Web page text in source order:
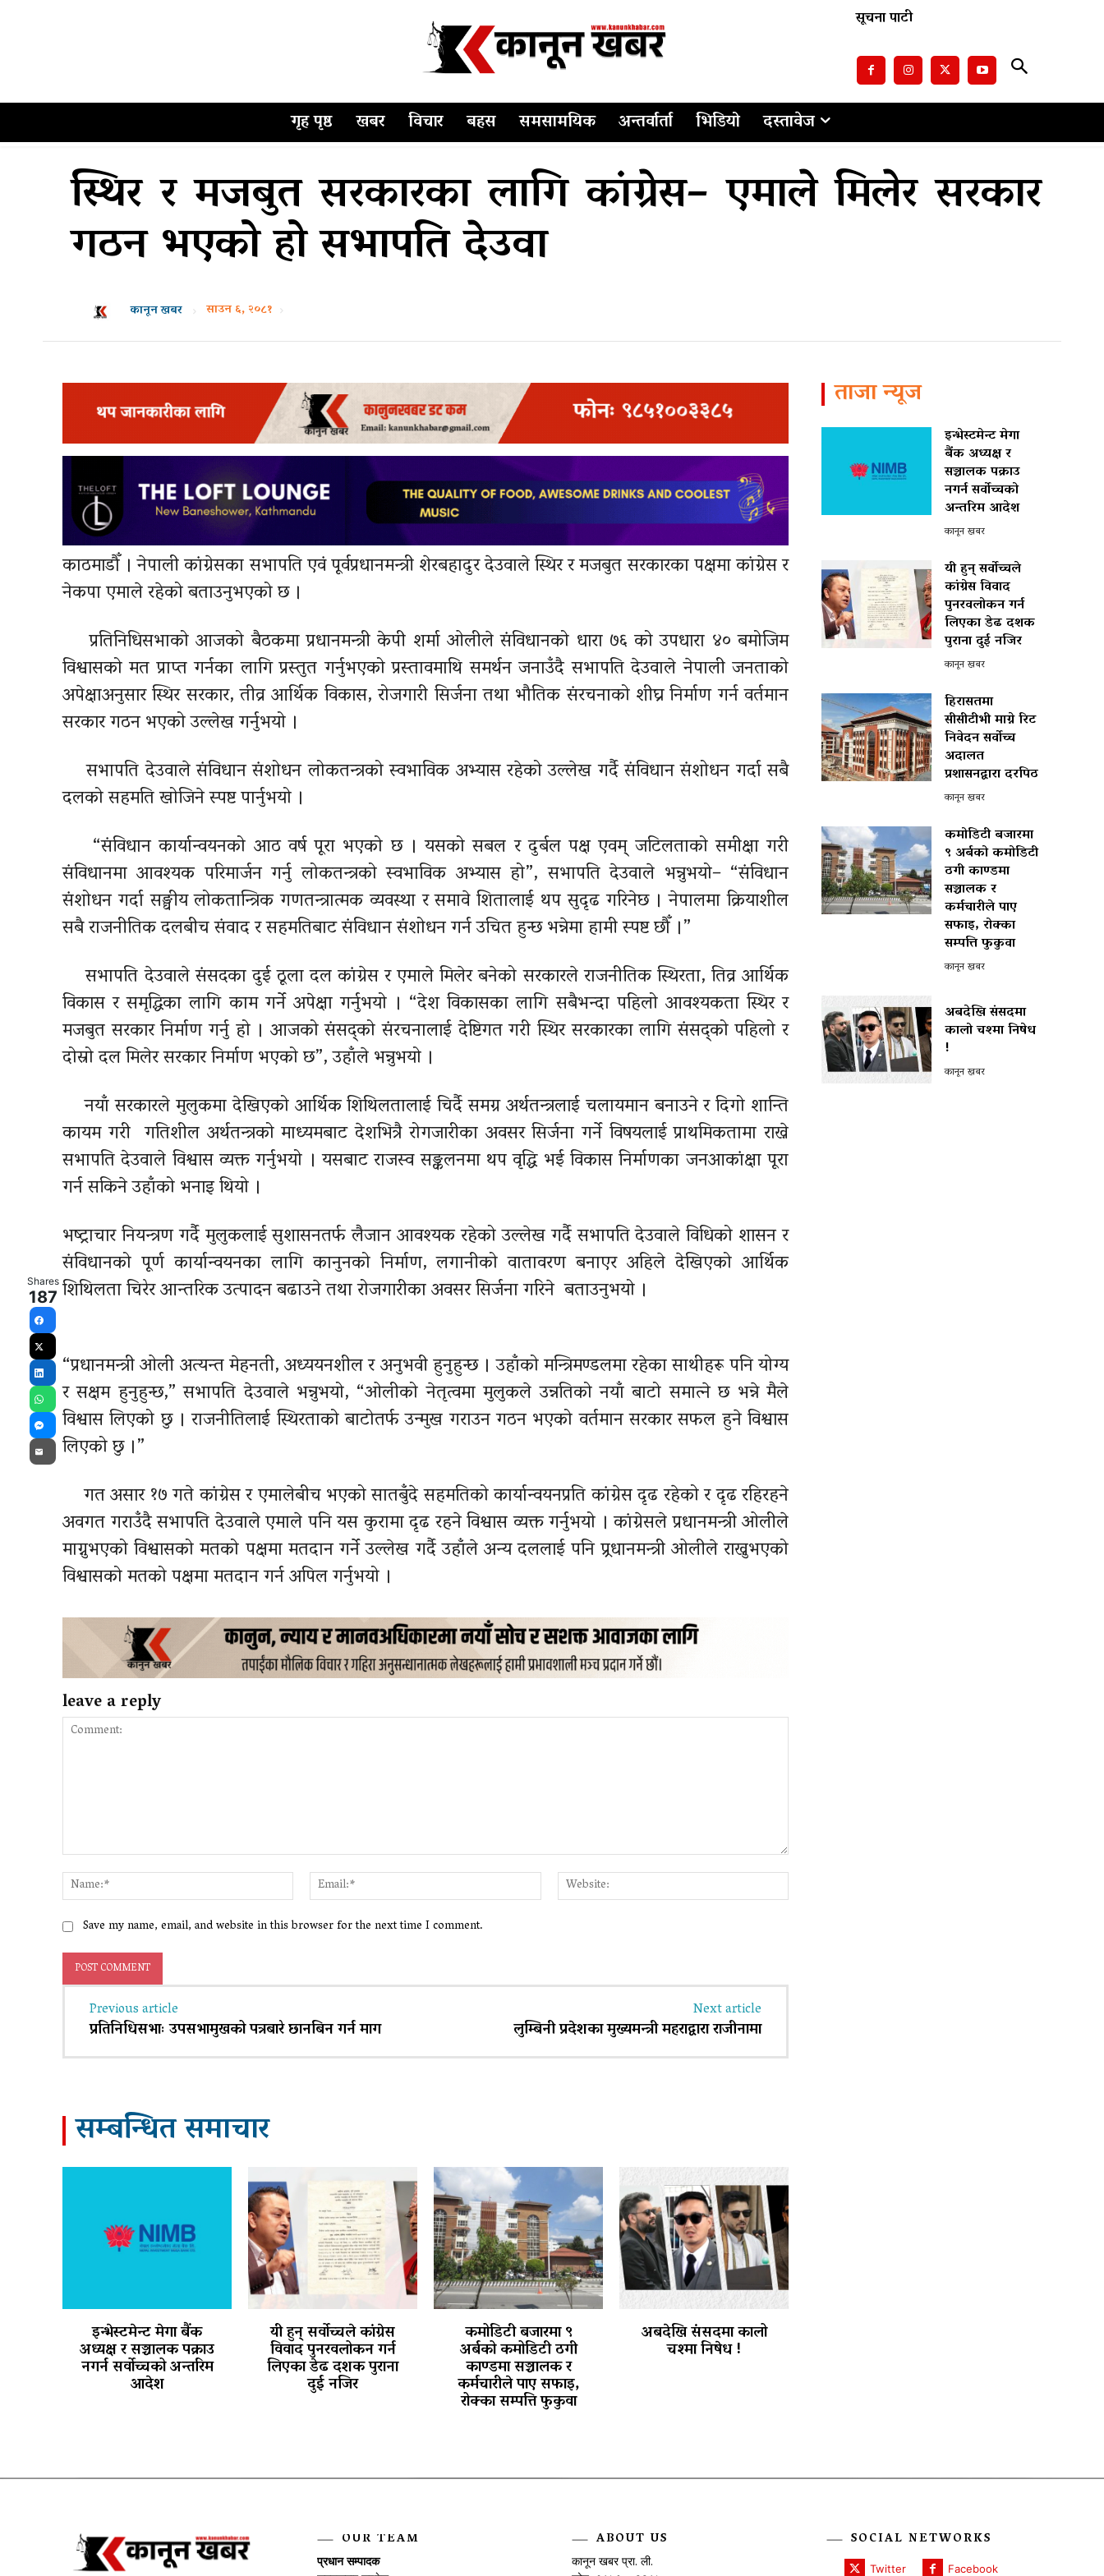
सूचना पाटी
गृह पृष्ठ खबर विचार बहस समसामयिक अन्तर्वार्ता भिडियो दस्तावेज
स्थिर र मजबुत सरकारका लागि कांग्रेस– एमाले मिलेर सरकार
गठन भएको हो सभापति देउवा
कानून खबर साउन ६, २०८१
काठमाडौँ । नेपालीकांग्रेसकासभापति एवं पूर्वप्रधानमन्त्री शेरबहादुर देउवाले स्थिर र मजबुत सरकारका पक्षमाकांग्रेसर
नेकपा एमाले रहेको बताउनुभएको छ ।
प्रतिनिधिसभाको आजको बैठकमा प्रधानमन्त्री केपी शर्मा ओलीले संविधानको धारा ७६ को उपधारा ४० बमोजिम
विश्वासको मत प्राप्त गर्नका लागि प्रस्तुत गर्नुभएको प्रस्तावमाथि समर्थन जनाउँदै सभापति देउवाले नेपाली जनताको
अपेक्षाअनुसार स्थिर सरकार, तीव्र आर्थिक विकास, रोजगारी सिर्जना तथा भौतिक संरचनाको शीघ्र निर्माण गर्न वर्तमान
सरकार गठन भएको उल्लेख गर्नुभयो ।
सभापति देउवाले संविधान संशोधन लोकतन्त्रको स्वभाविक अभ्यास रहेको उल्लेख गर्दै संविधान संशोधन गर्दा सबै
दलको सहमति खोजिने स्पष्ट पार्नुभयो ।
“संविधान कार्यान्वयनको आठ वर्ष पूरा भएको छ । यसको सबल र दुर्बल पक्ष एवम् जटिलताको समीक्षा गरी
संविधानमा आवश्यक परिमार्जन गर्नु लोकतन्त्रको स्वभाविक अभ्यास हो”, सभापति देउवाले भन्नुभयो– “संविधान
संशोधन गर्दा सङ्घीय लोकतान्त्रिक गणतन्त्रात्मक व्यवस्था र समावे शितालाई थप सुदृढ गरिनेछ । नेपालमा क्रियाशील
सबै राजनीतिक दलबीच संवाद र सहमतिबाट संविधान संशोधन गर्न उचित हुन्छ भन्नेमा हामी स्पष्ट छौँ ।”
सभापति देउवालेसंसदकादुई ठूला दलकांग्रेसर एमाले मिलेर बनेको सरकारले राजनीतिक स्थिरता, तिव्र आर्थिक
विकास र समृद्धिका लागि काम गर्ने अपेक्षा गर्नुभयो । “देश विकासका लागि सबैभन्दा पहिलो आवश्यकता स्थिर र
मजबुत सरकार निर्माण गर्नु हो । आजको संसद्को संरचनालाईदेष्टिगतगरी स्थिर सरकारका लागि संसद्को पहिलो र
दोस्रो दल मिलेर सरकार निर्माण भएको छ”, उहाँले भन्नुभयो ।
नयाँ सरकारले मुलुकमा देखिएको आर्थिक शिथिलतालाई चिर्दै समग्र अर्थतन्त्रलाई चलायमान बनाउने र दिगो शान्ति
कायम गरी गतिशील अर्थतन्त्रको माध्यमबाट देशभित्रैरोगजारीकाअवसर सिर्जना गर्ने विषयलाई प्राथमिकतामा राख्ने
सभापति देउवाले विश्वास व्यक्त गर्नुभयो । यसबाट राजस्व सङ्कलनमा थप वृद्धि भई विकास निर्माणकाजनआकांक्षापूरा
गर्न सकिने उहाँको भनाइ थियो ।
भष्ट्राचार नियन्त्रण गर्दै मुलुकलाईसुशासनतर्फलैजान आवश्यक रहेको उल्लेख गर्दै सभापति देउवाले विधिको शासन र
संविधानको पूर्ण कार्यान्वयनका लागि कानुनको निर्माण, लगानीको वातावरण बनाएर अहिले देखिएको आर्थिक
शिथिलता चिरेर आन्तरिक उत्पादन बढाउने तथा रोजगारीका अवसर सिर्जना गरिने बताउनुभयो ।
“प्रधानमन्त्री ओली अत्यन्त मेहनती, अध्ययनशील र अनुभवी हुनुहुन्छ । उहाँको मन्त्रिमण्डलमा रहेका साथीहरू पनि योग्य
र सक्षम हुनुहुन्छ,” सभापति देउवाले भन्नुभयो, “ओलीको नेतृत्वमा मुलुकले उन्नतिको नयाँ बाटो समात्ने छ भन्ने मैले
विश्वास लिएको छु । राजनीतिलाई स्थिरताको बाटोतर्फ उन्मुख गराउन गठन भएको वर्तमान सरकार सफल हुने विश्वास
लिएको छु ।”
गत असार १७ गतेकांग्रेसर एमालेबीच भएको सातबुँदे सहमतिको कार्यान्वयनप्रतिकांग्रेसदृढ रहेको र दृढ रहिरहने
अवगत गराउँदै सभापति देउवाले एमाले पनि यस कुरामा दृढ रहने विश्वास व्यक्त गर्नुभयो । कांग्रेसले प्रधानमन्त्री ओलीले
माग्नुभएको विश्वासको मतको पक्षमा मतदान गर्ने उल्लेख गर्दै उहाँले अन्य दललाई पनि प्र्रधानमन्त्री ओलीले राख्नुभएको
विश्वासको मतको पक्षमा मतदान गर्न अपिल गर्नुभयो ।
leave a reply
Name:*
Email:*
Save my name, email, and website in this browser for the next time I comment.
Previous article
प्रतिनिधिसभाः उपसभामुखको पत्रबारे छानबिन गर्न माग
Next article
लुम्बिनी प्रदेशका मुख्यमन्त्री महराद्वारा राजीनामा
सम्बन्धित समाचार
इन्भेस्टमेन्ट मेगा बैंक
अध्यक्ष र सञ्चालक पक्राउ
नगर्न सर्वोच्चको अन्तरिम
आदेश
यी हुन् सर्वोच्चले कांग्रेस
विवाद पुनरवलोकन गर्न
लिएका डेढ दशक पुराना
दुई नजिर
कमोडिटी बजारमा ९
अर्बको कमोडिटी ठगी
काण्डमा सञ्चालक र
कर्मचारीले पाए सफाइ,
रोक्का सम्पत्ति फुकुवा
अबदेखि संसदमा कालो
चश्मा निषेध !
ताजा न्यूज
इन्भेस्टमेन्ट मेगा
बैंक अध्यक्ष र
सञ्चालक पक्राउ
नगर्न सर्वोच्चको
अन्तरिम आदेश
कानून खबर
यी हुन् सर्वोच्चले
कांग्रेस विवाद
पुनरवलोकन गर्न
लिएका डेढ दशक
पुराना दुई नजिर
कानून खबर
हिरासतमा
सीसीटीभी माग्ने रिट
निवेदन सर्वोच्च
अदालत
प्रशासनद्वारा दरपिठ
कानून खबर
कमोडिटी बजारमा
९ अर्बको कमोडिटी
ठगी काण्डमा
सञ्चालक र
कर्मचारीले पाए
सफाइ, रोक्का
सम्पत्ति फुकुवा
कानून खबर
अबदेखि संसदमा
कालो चश्मा निषेध
!
कानून खबर
OUR TEAM
प्रधान सम्पादक
ABOUT US
कानून खबर प्रा. ली.
SOCIAL NETWORKS
Twitter Facebook
Shares
187
Facebook
X
LinkedIn
WhatsApp
Messenger
Email